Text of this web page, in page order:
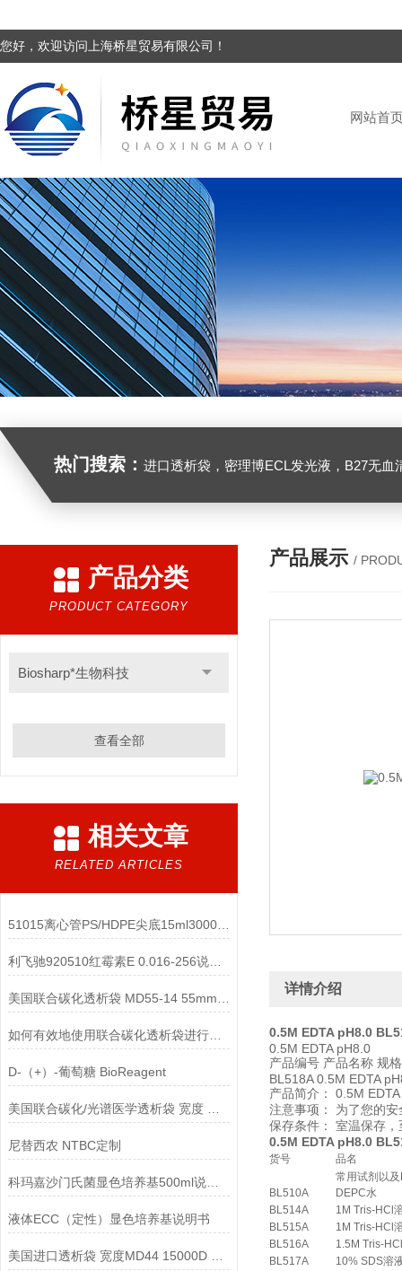
您好，欢迎访问上海桥星贸易有限公司！
网站首
热门搜索： 进口透析袋，密理博ECL发光液，B27无血清培养基，N2培养基，紫外酶标板，Gibco胶原酶，
产品分类
PRODUCT CATEGORY
Biosharp*生物科技
查看全部
相关文章
RELATED ARTICLES
51015离心管PS/HDPE尖底15ml3000xg灭菌使用说明
利飞驰920510红霉素E 0.016-256说明书
如何有效地使用联合碳化透析袋进行蛋白质提纯
D-（+）-葡萄糖 BioReagent
尼替西农 NTBC定制
科玛嘉沙门氏菌显色培养基500ml说明书1122-500ml
液体ECC（定性）显色培养基说明书
产品展示 /
详情介绍
0.5M EDTA pH8.0
0.5M EDTA pH8.0
产品编号 产品名称 规格
BL518A 0.5M EDTA
产品简介： 0.5M
注意事项： 为了您的
保存条件： 室温保存
0.5M EDTA pH8.0
货号
品名
常用试剂以
BL510A
DEPC水
BL514A
1M Tris-HCl
BL515A
1M Tris-HCl
BL516A
1.5M Tris-
BL517A
10% SDS溶